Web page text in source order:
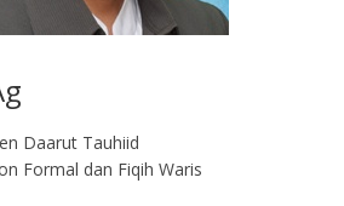
Daarut Tauhiid
Formal dan Fiqih Waris